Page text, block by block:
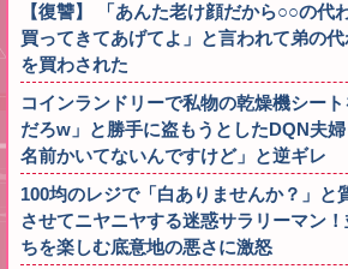
【復讐】 「あんた老け顔だから○○の代
買ってきてあげてよ」と言われて弟の
を買わされた
コインランドリーで私物の乾燥機シー
だろw」と勝手に盗もうとしたDQN夫
名前かいてないんですけど」と逆ギレ
100均のレジで「白ありませんか？」と
させてニヤニヤする迷惑サラリーマン
ちを楽しむ底意地の悪さに激怒